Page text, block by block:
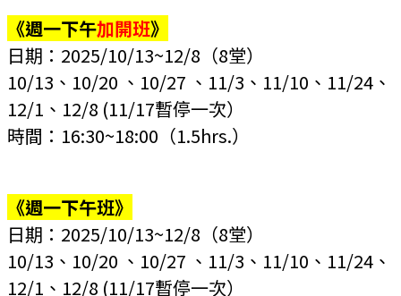
《週一下午加開班》
日期：2025/10/13~12/8 （8堂）
10/13、10/20 、10/27 、11/3、11/10、11/24、
12/1、12/8 (11/17暫停一次）
時間：16:30~18:00 （1.5hrs.）
《週一下午班》
日期：2025/10/13~12/8 （8堂）
10/13、10/20 、10/27 、11/3、11/10、11/24、
12/1、12/8 (11/17暫停一次）